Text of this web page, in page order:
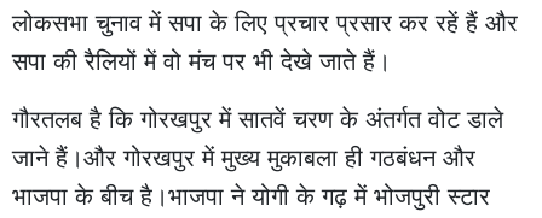
लोकसभा चुनाव में सपा के लिए प्रचार प्रसार कर रहें हैं और
सपा की रैलियों में वो मंच पर भी देखे जाते हैं।
गौरतलब है कि गोरखपुर में सातवें चरण के अंतर्गत वोट डाले
जाने हैं।और गोरखपुर में मुख्य मुकाबला ही गठबंधन और
भाजपा के बीच है।भाजपा ने योगी के गढ़ में भोजपुरी स्टार